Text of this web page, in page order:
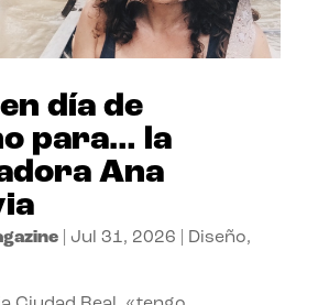
día de
para… la
Ana
| Jul 31, 2026 Diseño,